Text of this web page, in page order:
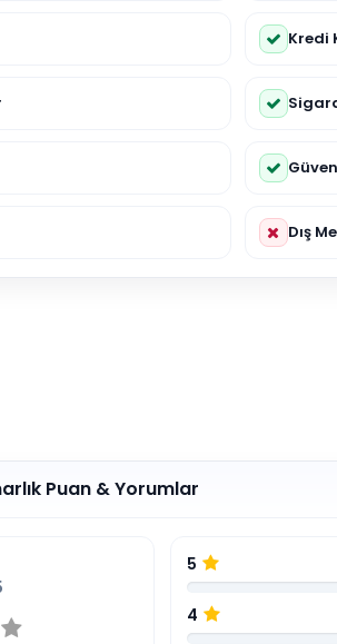
Kredi
Dış
Puan & Yorumlar
5
4